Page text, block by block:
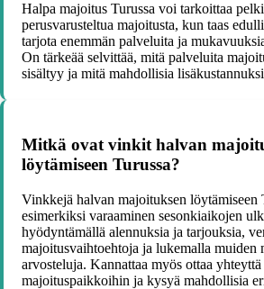
Halpa majoitus Turussa voi tarkoittaa
perusvarusteltua majoitusta, kun taas
tarjota enemmän palveluita ja
On tärkeää selvittää, mitä palveluita
sisältyy ja mitä mahdollisia
Mitkä ovat vinkit halvan
löytämiseen Turussa?
Vinkkejä halvan majoituksen löytämiseen
esimerkiksi varaaminen sesonkiaikojen
hyödyntämällä alennuksia ja tarjouksia,
majoitusvaihtoehtoja ja lukemalla muiden
arvosteluja. Kannattaa myös ottaa yhteyttä
majoituspaikkoihin ja kysyä mahdollisia